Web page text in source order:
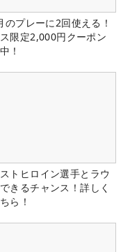
のプレーに2回使える！
限定2,000円クーポン
！
トヒロイン選手とラウ
きるチャンス！詳しく
ら！